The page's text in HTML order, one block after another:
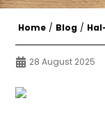
Home / Blog /
28 August 2025